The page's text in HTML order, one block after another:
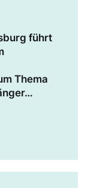
führt
Thema